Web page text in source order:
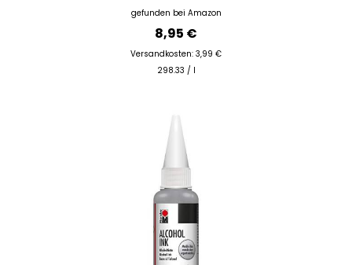
gefunden bei Amazon
8,95 €
Versandkosten: 3,99 €
298.33 / l